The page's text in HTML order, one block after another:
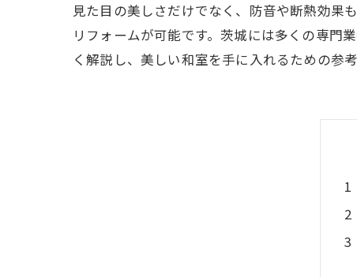
見た目の美しさだけでなく、防音や断熱効果
リフォームが可能です。茨城には多くの専門
く解説し、美しい和室を手に入れるための参